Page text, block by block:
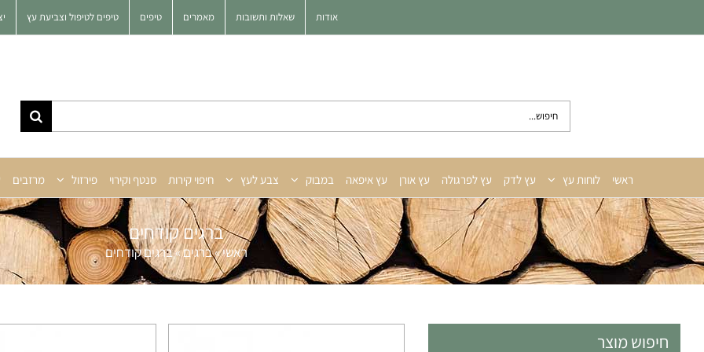
אודות שאלות ותשובות מאמרים טיפים טיפים לטיפול וצביעת עץ
חיפוש...
ראשי לוחות עץ עץ לדק עץ לפרגולה עץ אורן עץ איפאה במבוק צבע לעץ חיפוי קירות סנטף וקירוי פירזול מרזבים
ברגים קודחים
ראשי»ברגים»ברגים קודחים
חיפוש מוצר